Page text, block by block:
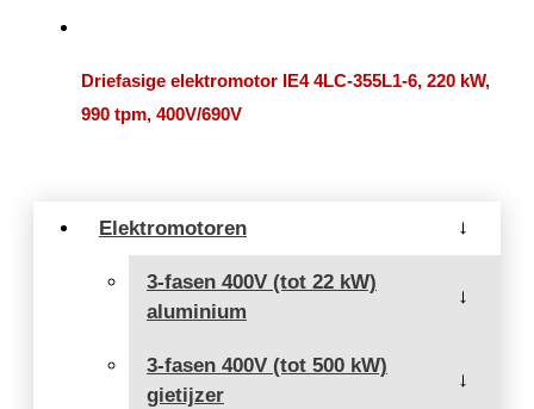
Elektromotoren →
3-fasen 400V (tot 22 kW)
aluminium
→
3-fasen 400V (tot 500 kW)
gietijzer
→
Driefasige elektromotor IE4 4LC-355L1-6, 220 kW,
990 tpm, 400V/690V